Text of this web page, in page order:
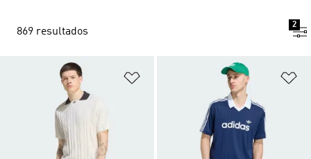
869 resultados
2
Añadir a la lista de deseos